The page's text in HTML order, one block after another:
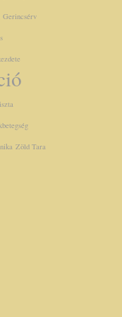
Gerincsérv
Zöld Tara